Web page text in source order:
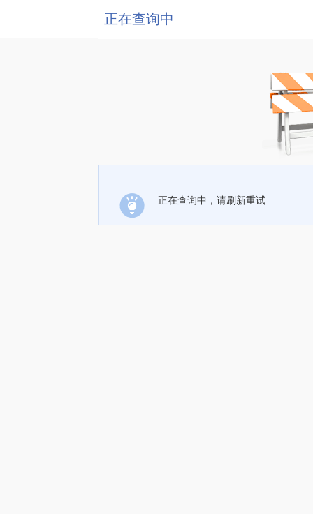
正在查询中
正在查询中，请刷新重试